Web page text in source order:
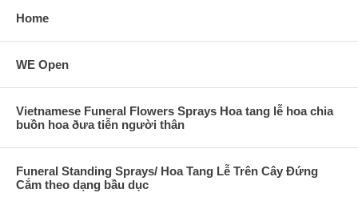
Home
WE Open
Vietnamese Funeral Flowers Sprays Hoa tang lễ hoa chia
buồn hoa ðưa tiễn người thân
Funeral Standing Sprays/ Hoa Tang Lễ Trên Cây Đứng
Cắm theo dạng bầu dục